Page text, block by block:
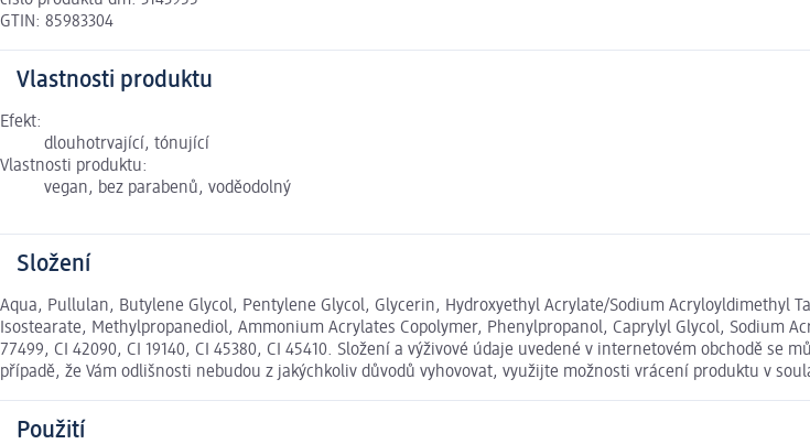
GTIN: 85983304
Vlastnosti produktu
Efekt:
dlouhotrvající, tónující
Vlastnosti produktu:
vegan, bez parabenů, voděodolný
Složení
Aqua, Pullulan, Butylene Glycol, Pentylene Glycol, Glycerin, Hydroxyethyl Acrylate/Sodium Acryloyldimethyl
Isostearate, Methylpropanediol, Ammonium Acrylates Copolymer, Phenylpropanol, Caprylyl Glycol, Sodium
77499, CI 42090, CI 19140, CI 45380, CI 45410. Složení a výživové údaje uvedené v internetovém obchodě
případě, že Vám odlišnosti nebudou z jakýchkoliv důvodů vyhovovat, využijte možnosti vrácení produktu v
Použití